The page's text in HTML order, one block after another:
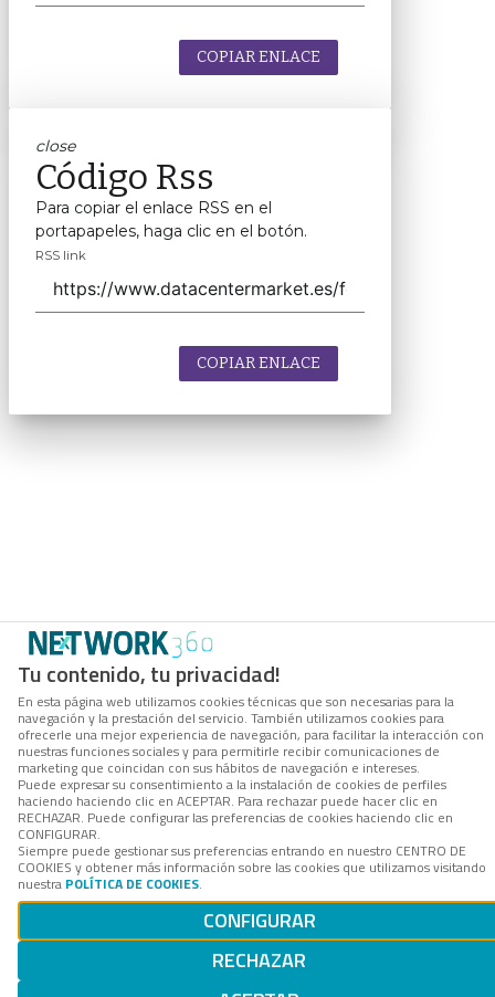
Tu contenido, tu privacidad!
En esta página web utilizamos cookies técnicas que son necesarias para la
navegación y la prestación del servicio. También utilizamos cookies para
ofrecerle una mejor experiencia de navegación, para facilitar la interacción con
nuestras funciones sociales y para permitirle recibir comunicaciones de
marketing que coincidan con sus hábitos de navegación e intereses.
Puede expresar su consentimiento a la instalación de cookies de perfiles
haciendo haciendo clic en ACEPTAR. Para rechazar puede hacer clic en
RECHAZAR. Puede configurar las preferencias de cookies haciendo clic en
CONFIGURAR.
Siempre puede gestionar sus preferencias entrando en nuestro CENTRO DE
COOKIES y obtener más información sobre las cookies que utilizamos visitando
nuestra POLÍTICA DE COOKIES.
CONFIGURAR
RECHAZAR
COPIAR ENLACE
close
Código Rss
Para copiar el enlace RSS en el
portapapeles, haga clic en el botón.
RSS link
COPIAR ENLACE